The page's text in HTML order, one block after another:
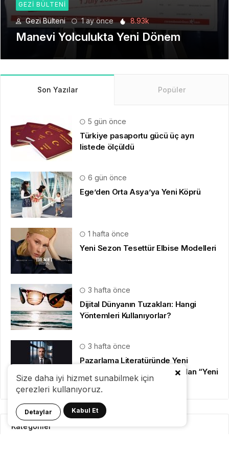
Size daha iyi hizmet sunabilmek için
çerezleri kullanıyoruz.
Detaylar Kabul Et
GEZI BÜLTENI
Gezi Bülteni 1 ay önce 8.93k
Manevi Yolculukta Yeni Dönem
Son Yazılar Popüler
5 gün önce
Türkiye pasaportu gücü üç ayrı
listede ölçüldü
6 gün önce
Ege’den Orta Asya’ya Yeni Köprü
1 hafta önce
Yeni Sezon Tesettür Elbise Modelleri
3 hafta önce
Dijital Dünyanın Tuzakları: Hangi
Yöntemleri Kullanıyorlar?
3 hafta önce
Pazarlama Literatüründe Yeni
Dönem: GBC Zirve Başkanından “Yeni
Doğrular” Manifestosu
Kategoriler